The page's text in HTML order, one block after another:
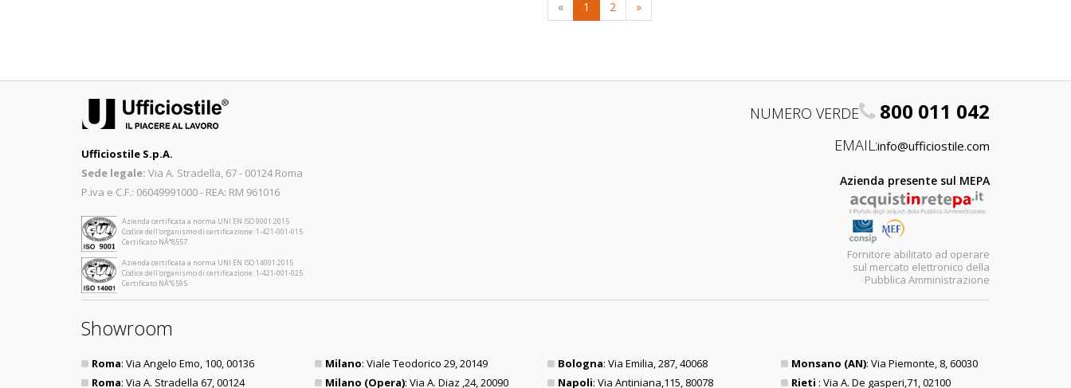
« 1 2 »
Ufficiostile S.p.A.
Sede legale: Via A. Stradella, 67 - 00124 Roma
P.iva e C.F.: 06049991000 - REA: RM 961016
Azienda certificata a norma UNI EN ISO 9001:2015
Codice dell'organismo di certificazione: 1-421-001-015
Certificato NÂ°8557
Azienda certificata a norma UNI EN ISO 14001:2015
Codice dell'organismo di certificazione: 1-421-001-025
Certificato NÂ°6595
NUMERO VERDE 800 011 042
EMAIL:info@ufficiostile.com
Azienda presente sul MEPA
Fornitore abilitato ad operare
sul mercato elettronico della
Pubblica Amministrazione
Showroom
Roma: Via Angelo Emo, 100, 00136
Roma: Via A. Stradella 67, 00124
Milano: Viale Teodorico 29, 20149
Milano (Opera): Via A. Diaz ,24, 20090
Bologna: Via Emilia, 287, 40068
Napoli: Via Antiniana,115, 80078
Monsano (AN): Via Piemonte, 8, 60030
Rieti : Via A. De gasperi,71, 02100